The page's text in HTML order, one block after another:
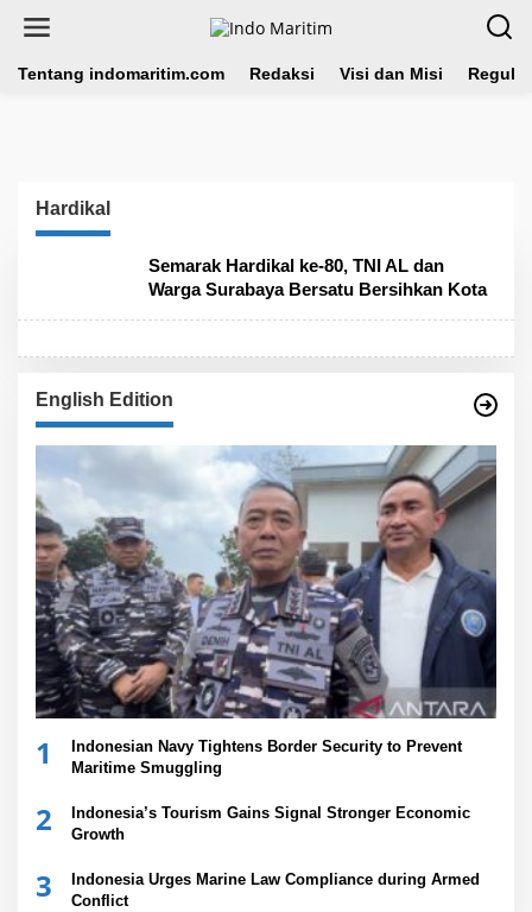
Tentang indomaritim.com Redaksi Visi dan Misi
Hardikal
Semarak Hardikal ke-80, TNI AL dan
Warga Surabaya Bersatu Bersihkan Kota
English Edition
1
Indonesian Navy Tightens Border Security to Prevent
Maritime Smuggling
2
Indonesia’s Tourism Gains Signal Stronger Economic
Growth
3
Indonesia Urges Marine Law Compliance during Armed
Conflict